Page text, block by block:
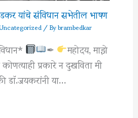
यांचे संविधान सभेतील भाषण
/ Bybrambedkar
✒ महोदय, माझे
प्रकारे न दुखविता मी
डाॅ.जयकरांनी या…